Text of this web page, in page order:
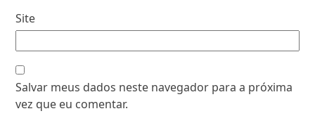
Site
Salvar meus dados neste navegador para a próxima
vez que eu comentar.